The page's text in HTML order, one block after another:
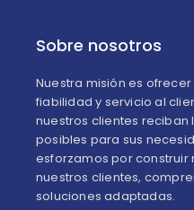
Sobre nosotros
Nuestra misión es
fiabilidad y servicio al
nuestros clientes reciban
posibles para sus
esforzamos por
nuestros clientes,
soluciones adaptadas.